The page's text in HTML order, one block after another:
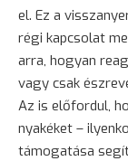
el. Ez a
régi kapcsolat
arra, hogyan
vagy csak
Az is előfordul,
nyakéket –
támogatása